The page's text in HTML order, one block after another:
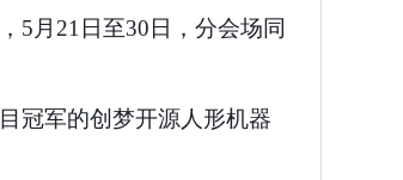
5月21日至30日，分会场同
冠军的创梦开源人形机器